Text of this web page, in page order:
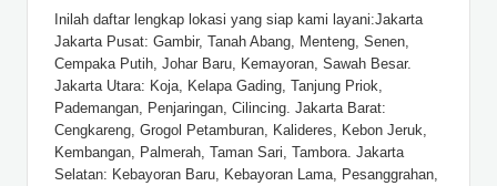
Inilah daftar lengkap lokasi yang siap kami layani:Jakarta
Jakarta Pusat: Gambir, Tanah Abang, Menteng, Senen,
Cempaka Putih, Johar Baru, Kemayoran, Sawah Besar.
Jakarta Utara: Koja, Kelapa Gading, Tanjung Priok,
Pademangan, Penjaringan, Cilincing. Jakarta Barat:
Cengkareng, Grogol Petamburan, Kalideres, Kebon Jeruk,
Kembangan, Palmerah, Taman Sari, Tambora. Jakarta
Selatan: Kebayoran Baru, Kebayoran Lama, Pesanggrahan,